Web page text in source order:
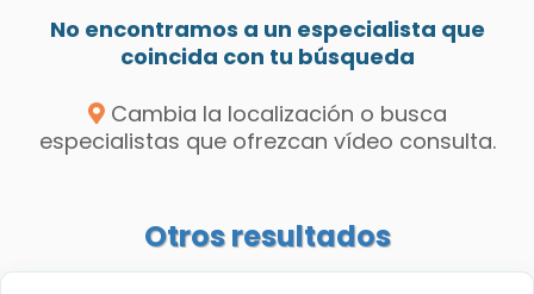
No encontramos a un especialista que
coincida con tu búsqueda
Cambia la localización o busca
especialistas que ofrezcan vídeo consulta.
Otros resultados